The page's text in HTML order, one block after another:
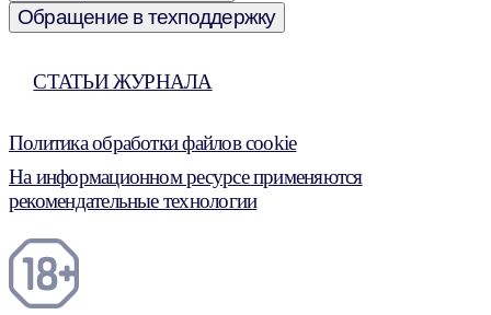
Обращение в техподдержку
СТАТЬИ ЖУРНАЛА
Политика обработки файлов cookie
На информационном ресурсе применяются
рекомендательные технологии